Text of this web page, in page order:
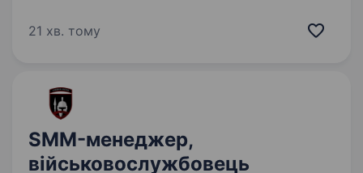
батальйон 128 ОБр Сил ТрО». У цій ролі
21 хв. тому
SMM-менеджер,
військовослужбовець